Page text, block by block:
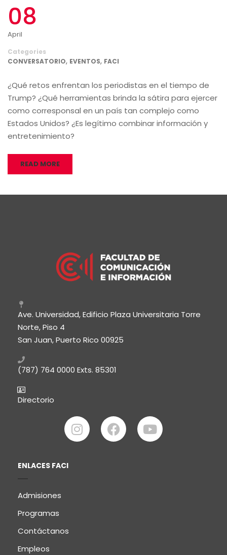
08
April
Categories
CONVERSATORIO, EVENTOS, FACI
¿Qué retos enfrentan los periodistas en el tiempo de
Trump? ¿Qué herramientas brinda la sátira para ejercer
como corresponsal en un país tan complejo como
Estados Unidos? ¿Es legítimo combinar información y
entretenimiento?
READ MORE
Ave. Universidad, Edificio Plaza Universitaria Torre
Norte, Piso 4
San Juan, Puerto Rico 00925
(787) 764 0000 Exts. 85301
Directorio
ENLACES FACI
Admisiones
Programas
Contáctanos
Empleos